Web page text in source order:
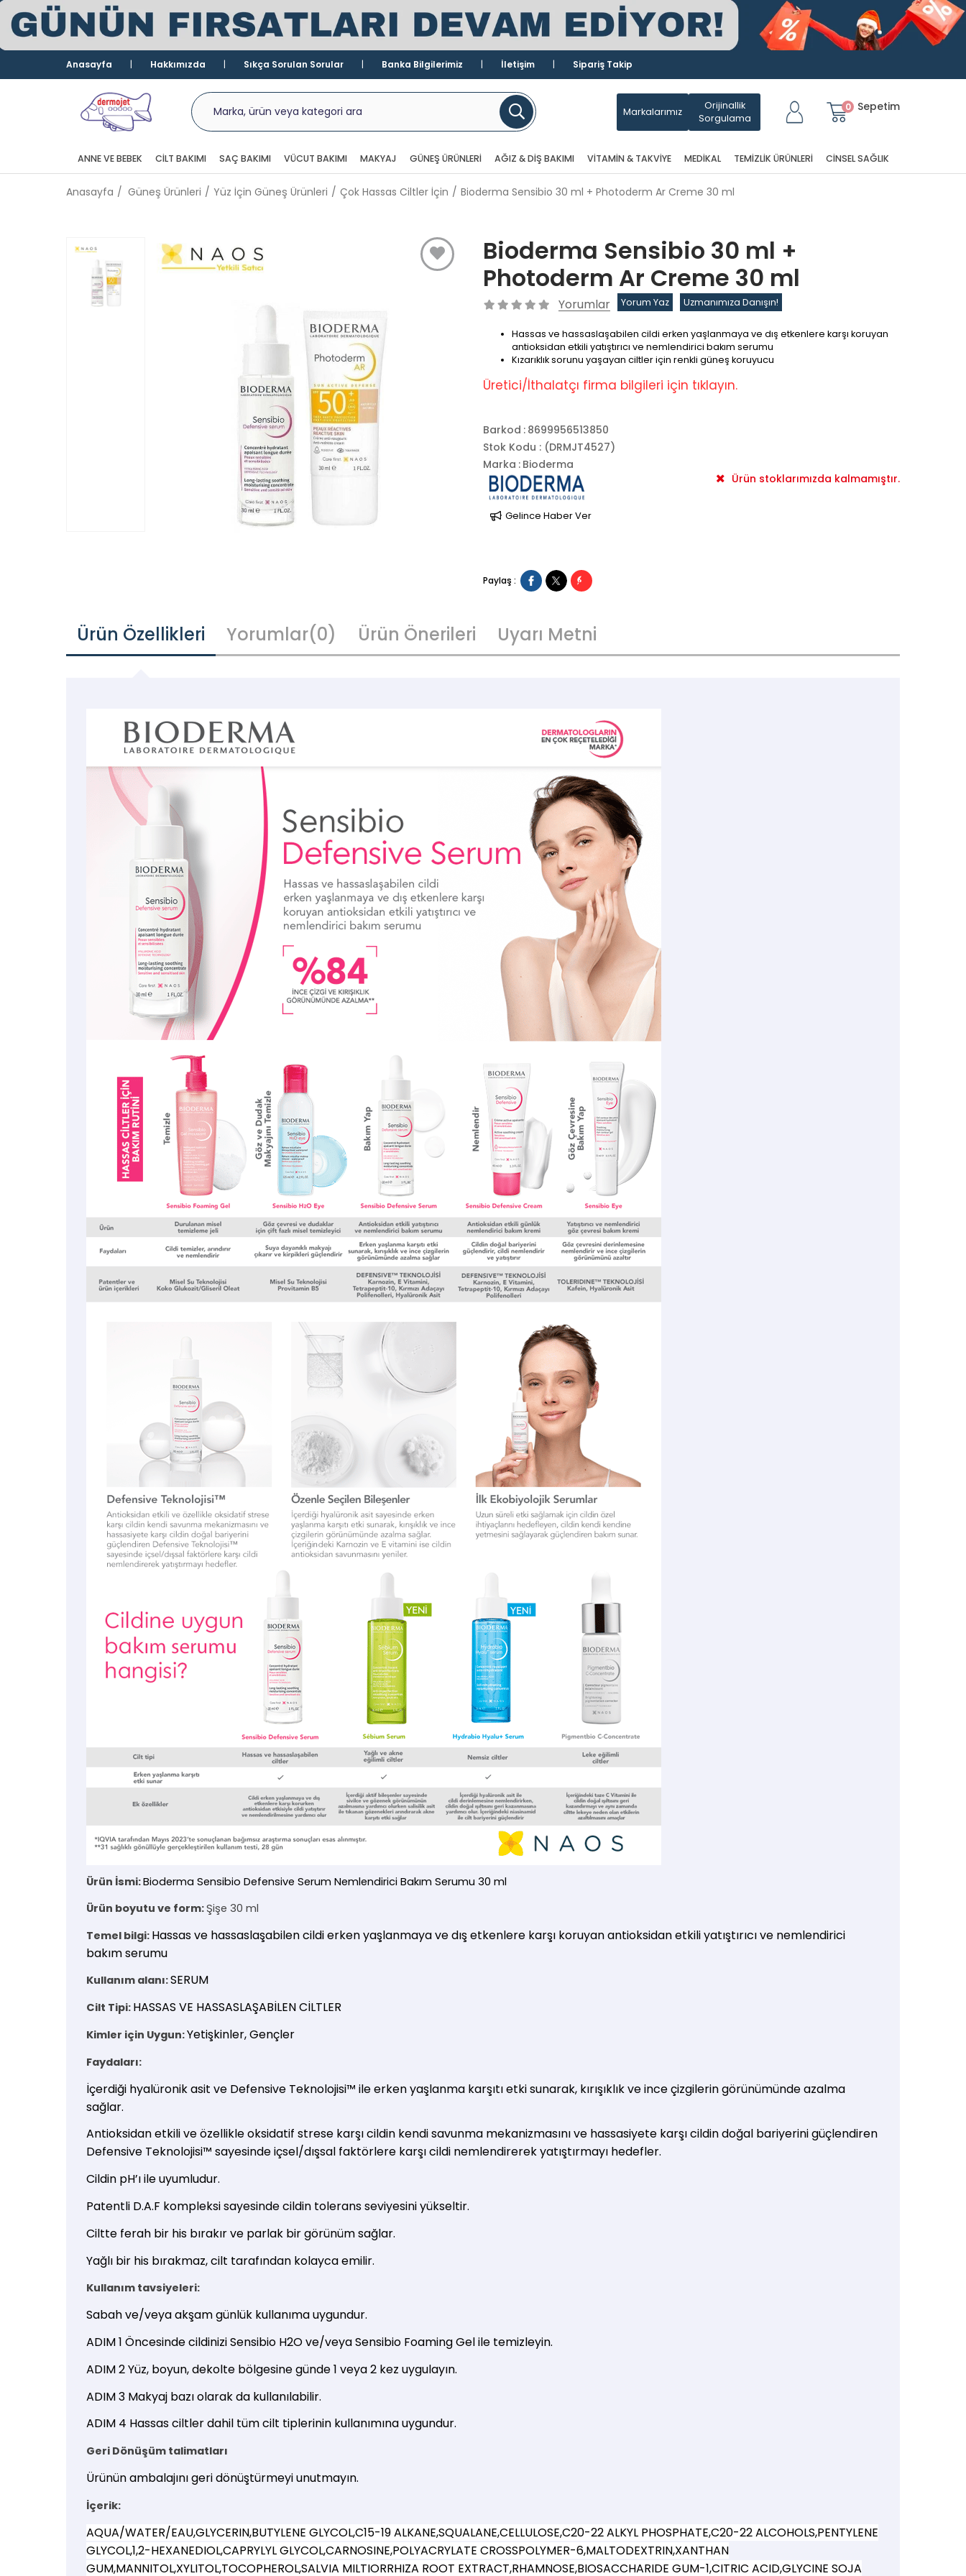
Anasayfa Hakkımızda Sıkça Sorulan Sorular Banka Bilgilerimiz İletişim Sipariş Takip
Sepetim
0
Markalarımız
Orijinallik
Sorgulama
ANNE VE BEBEK CILT BAKIMI SAÇ BAKIMI VÜCUT BAKIMI MAKYAJ GÜNEŞ ÜRÜNLERI AĞIZ & DIŞ BAKIMI VITAMIN & TAKVIYE MEDIKAL TEMIZLIK ÜRÜNLERI CINSEL SAĞLIK
Anasayfa Güneş Ürünleri Yüz İçin Güneş Ürünleri Çok Hassas Ciltler İçin Bioderma Sensibio 30 ml + Photoderm Ar Creme 30 ml
Bioderma Sensibio 30 ml +
Photoderm Ar Creme 30 ml
Yorumlar Yorum Yaz Uzmanımıza Danışın!
Hassas ve hassaslaşabilen cildi erken yaşlanmaya ve dış etkenlere karşı koruyan
antioksidan etkili yatıştırıcı ve nemlendirici bakım serumu
Kızarıklık sorunu yaşayan ciltler için renkli güneş koruyucu
Üretici/İthalatçı firma bilgileri için tıklayın.
Barkod : 8699956513850
Stok Kodu
(DRMJT4527)
Ürün stoklarımızda kalmamıştır.
Marka : Bioderma
Gelince Haber Ver
Paylaş :
Ürün Özellikleri Yorumlar(0) Ürün Önerileri Uyarı Metni
Ürün İsmi:Bioderma Sensibio Defensive Serum Nemlendirici Bakım Serumu 30 ml
Ürün boyutu ve form:Şişe 30 ml
Temel bilgi: Hassas ve hassaslaşabilen cildi erken yaşlanmaya ve dış etkenlere karşı koruyan antioksidan etkili yatıştırıcı ve nemlendirici
bakım serumu
Kullanım alanı:SERUM
Cilt Tipi: HASSAS VE HASSASLAŞABİLEN CİLTLER
Kimler için Uygun:Yetişkinler, Gençler
Faydaları:
İçerdiği hyalüronik asit ve Defensive Teknolojisi™ ile erken yaşlanma karşıtı etki sunarak, kırışıklık ve ince çizgilerin görünümünde azalma
sağlar.
Antioksidan etkili ve özellikle oksidatif strese karşı cildin kendi savunma mekanizmasını ve hassasiyete karşı cildin doğal bariyerini güçlendiren
Defensive Teknolojisi™ sayesinde içsel/dışsal faktörlere karşı cildi nemlendirerek yatıştırmayı hedefler.
Cildin pH’ı ile uyumludur.
Patentli D.A.F kompleksi sayesinde cildin tolerans seviyesini yükseltir.
Ciltte ferah bir his bırakır ve parlak bir görünüm sağlar.
Yağlı bir his bırakmaz, cilt tarafından kolayca emilir.
Kullanım tavsiyeleri:
Sabah ve/veya akşam günlük kullanıma uygundur.
ADIM 1 Öncesinde cildinizi Sensibio H2O ve/veya Sensibio Foaming Gel ile temizleyin.
ADIM 2 Yüz, boyun, dekolte bölgesine günde 1 veya 2 kez uygulayın.
ADIM 3 Makyaj bazı olarak da kullanılabilir.
ADIM 4 Hassas ciltler dahil tüm cilt tiplerinin kullanımına uygundur.
Geri Dönüşüm talimatları
Ürünün ambalajını geri dönüştürmeyi unutmayın.
İçerik:
AQUA/WATER/EAU,GLYCERIN,BUTYLENE GLYCOL,C15-19 ALKANE,SQUALANE,CELLULOSE,C20-22 ALKYL PHOSPHATE,C20-22 ALCOHOLS,PENTYLENE
GLYCOL,1,2-HEXANEDIOL,CAPRYLYL GLYCOL,CARNOSINE,POLYACRYLATE CROSSPOLYMER-6,MALTODEXTRIN,XANTHAN
GUM,MANNITOL,XYLITOL,TOCOPHEROL,SALVIA MILTIORRHIZA ROOT EXTRACT,RHAMNOSE,BIOSACCHARIDE GUM-1,CITRIC ACID,GLYCINE SOJA